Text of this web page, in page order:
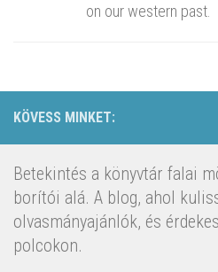
on our western past.
KÖVESS MINKET:
Betekintés a könyvtár falai
borítói alá. A blog, ahol
olvasmányajánlók, és
polcokon.